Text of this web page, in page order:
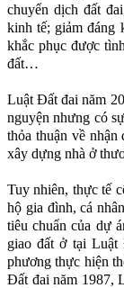
chuyển dịch đất
kinh tế; giảm đáng
khắc phục được
đất…
Luật Đất đai năm
nguyện nhưng có
thỏa thuận về
xây dựng nhà ở
Tuy nhiên, thực tế
hộ gia đình, cá
tiêu chuẩn của dự
giao đất ở tại
phương thực hiện
Đất đai năm 1987,